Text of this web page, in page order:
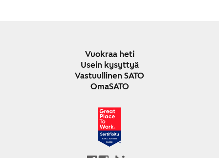
Vuokraa heti
Usein kysyttyä
Vastuullinen SATO
OmaSATO
JOULU 2024-2025
SUOMI